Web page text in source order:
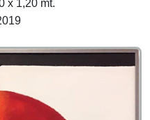
x 1,20 mt.